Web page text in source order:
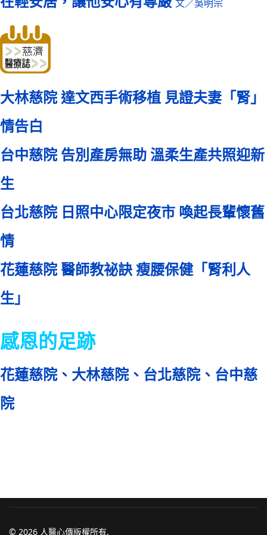
文／吳明宗
大林慈院 達文西手術移植 見證夫妻「腎」
情告白
台中慈院 告別產房無助 溫柔生產共照迎新
生
台北慈院 日照中心限定夜市 喚起長輩懷舊
情
花蓮慈院 醫師教祕訣 瘦腰保健「腎利人
生」
感恩的足跡
花蓮慈院、大林慈院、台北慈院、台中慈
院
© 2026 人醫心傳版權所有.